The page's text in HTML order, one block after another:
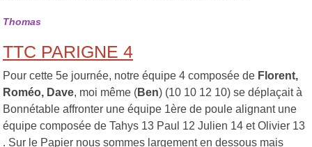
Thomas
TTC PARIGNE 4
Pour cette 5e journée, notre équipe 4 composée de Florent,
Roméo, Dave, moi même (Ben) (10 10 12 10) se déplaçait à
Bonnétable affronter une équipe 1ère de poule alignant une
équipe composée de Tahys 13 Paul 12 Julien 14 et Olivier 13
. Sur le Papier nous sommes largement en dessous mais